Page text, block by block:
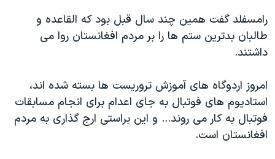
ویدیوها
اقتصادی
علم و فناوری
اسرائیل در جنگ
بایگانی برنامه‌های تلویزیونی
حمله جمهوری اسلامی به اسرائیل
رمز مهسا
ورزش زنان در ایران
یادگیری زبان انگلیسی
دنبال کنید
زبانهای مختلف
رامسفلد گفت همين چند سال قبل بود که القاعده و
طالبان بدترين ستم ها را بر مردم افغانستان روا می
داشتند.
امروز اردوگاه های آموزش تروريست ها بسته شده اند،
استاديوم های فوتبال به جای اعدام برای انجام مسابقات
فوتبال به کار می روند... و اين براستی ارج گذاری به مردم
افغانستان است.